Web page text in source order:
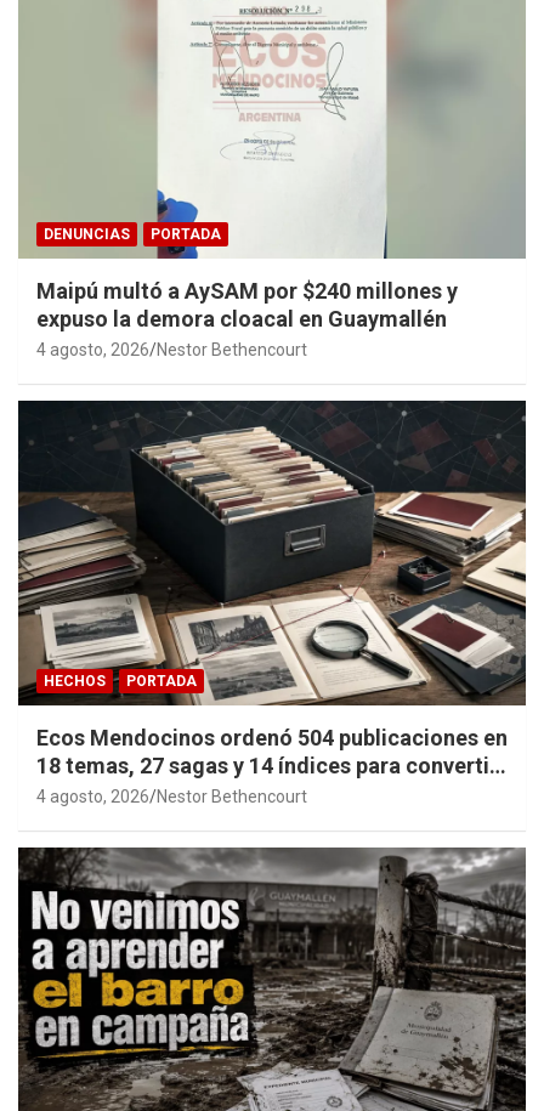
DENUNCIAS PORTADA
Maipú multó a AySAM por $240 millones y
expuso la demora cloacal en Guaymallén
4 agosto, 2026 Nestor Bethencourt
HECHOS PORTADA
Ecos Mendocinos ordenó 504 publicaciones en
18 temas, 27 sagas y 14 índices para convertir
años de investigación en memoria pública
4 agosto, 2026 Nestor Bethencourt